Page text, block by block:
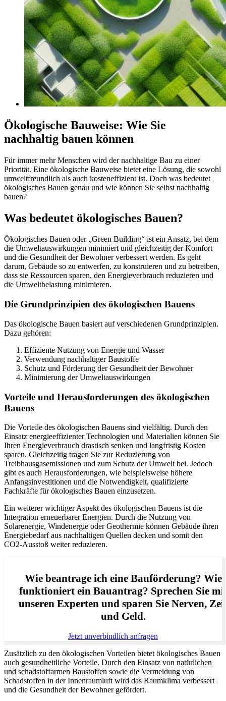
Ökologische Bauweise: Wie Sie
nachhaltig bauen können
Für immer mehr Menschen wird der nachhaltige Bau zu einer
Priorität. Eine ökologische Bauweise bietet eine Lösung, die sowohl
umweltfreundlich als auch kosteneffizient ist. Doch was bedeutet
ökologisches Bauen genau und wie können Sie selbst nachhaltig
bauen?
Was bedeutet ökologisches Bauen?
Ökologisches Bauen oder „Green Building“ ist ein Ansatz, bei dem
die Umweltauswirkungen minimiert und gleichzeitig der Komfort
und die Gesundheit der Bewohner verbessert werden. Es geht
darum, Gebäude so zu entwerfen, zu konstruieren und zu betreiben,
dass sie Ressourcen sparen, den Energieverbrauch reduzieren und
die Umweltbelastung minimieren.
Die Grundprinzipien des ökologischen Bauens
Das ökologische Bauen basiert auf verschiedenen Grundprinzipien.
Dazu gehören:
Effiziente Nutzung von Energie und Wasser
Verwendung nachhaltiger Baustoffe
Schutz und Förderung der Gesundheit der Bewohner
Minimierung der Umweltauswirkungen
Vorteile und Herausforderungen des ökologischen
Bauens
Die Vorteile des ökologischen Bauens sind vielfältig. Durch den
Einsatz energieeffizienter Technologien und Materialien können Sie
Ihren Energieverbrauch drastisch senken und langfristig Kosten
sparen. Gleichzeitig tragen Sie zur Reduzierung von
Treibhausgasemissionen und zum Schutz der Umwelt bei. Jedoch
gibt es auch Herausforderungen, wie beispielsweise höhere
Anfangsinvestitionen und die Notwendigkeit, qualifizierte
Fachkräfte für ökologisches Bauen einzusetzen.
Ein weiterer wichtiger Aspekt des ökologischen Bauens ist die
Integration erneuerbarer Energien. Durch die Nutzung von
Solarenergie, Windenergie oder Geothermie können Gebäude ihren
Energiebedarf aus nachhaltigen Quellen decken und somit den
CO2-Ausstoß weiter reduzieren.
Wie beantrage ich eine Bauförderung? Wie
funktioniert ein Bauantrag? Sprechen Sie
unseren Experten und sparen Sie Nerven,
und Geld.
Jetzt unverbindlich anfragen
Zusätzlich zu den ökologischen Vorteilen bietet ökologisches Bauen
auch gesundheitliche Vorteile. Durch den Einsatz von natürlichen
und schadstoffarmen Baustoffen sowie die Vermeidung von
Schadstoffen in der Innenraumluft wird das Raumklima verbessert
und die Gesundheit der Bewohner gefördert.